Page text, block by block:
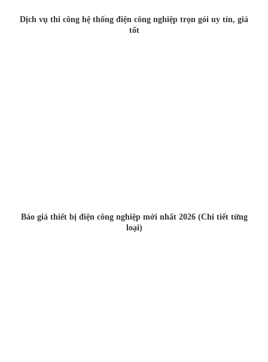
Dịch vụ thi công hệ thống điện công nghiệp trọn gói uy tín, giá
tốt
Báo giá thiết bị điện công nghiệp mới nhất 2026 (Chi tiết từng
loại)